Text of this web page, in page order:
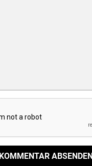
KOMMENTAR ABSENDEN